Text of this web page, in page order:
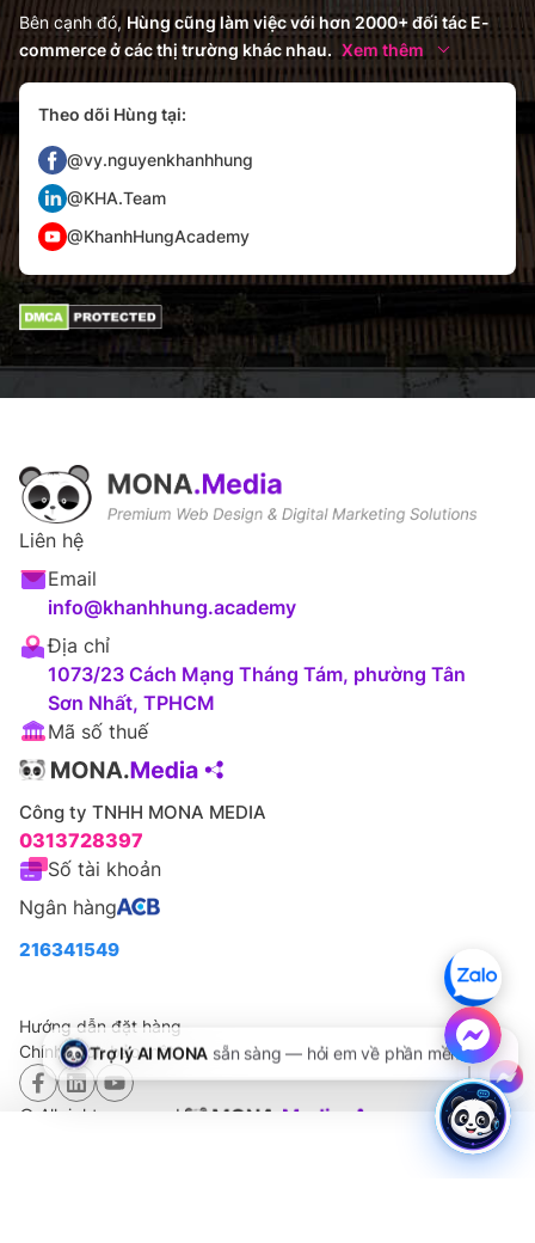
Bên cạnh đó, Hùng cũng làm việc với hơn 2000+ đối tác E-
commerce ở các thị trường khác nhau. Xem thêm
Theo dõi Hùng tại:
@vy.nguyenkhanhhung
@KHA.Team
@KhanhHungAcademy
Liên hệ
Email
info@khanhhung.academy
Địa chỉ
1073/23 Cách Mạng Tháng Tám, phường Tân
Sơn Nhất, TPHCM
Mã số thuế
Công ty TNHH MONA MEDIA
0313728397
Số tài khoản
Ngân hàng
216341549
© All rights reserved
Chính sách bảo mật
Hướng dẫn đặt hàng